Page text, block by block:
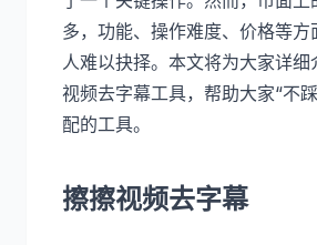
多，功能、操作难度、价格等方
人难以抉择。本文将为大家详细
视频去字幕工具，帮助大家“不
配的工具。
擦擦视频去字幕